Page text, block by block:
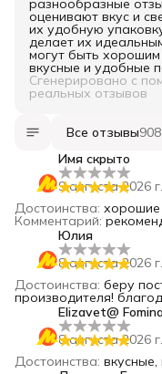
разнообразные
оценивают вкус и
их удобную
делает их
могут быть
вкусные и удобные
Сгенерировано с
реальных отзывов
Все отзывы908
Имя скрыто
9 августа 2026 г.
Достоинства: хорошие
Комментарий:
Юлия
8 августа 2026 г.
Достоинства: беру
производителя!
Elizavet@
8 августа 2026 г.
Достоинства: